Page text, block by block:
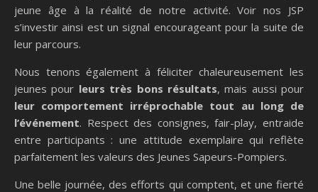
jeune âge à la réalité de notre activité. Voir nos JSP
s’investir ainsi est un signal encourageant pour la suite de
leur parcours.
Nous tenons également à féliciter chaleureusement les
jeunes pour leurs très bons résultats, mais aussi pour
leur comportement irréprochable tout au long de
l’événement. Respect des consignes, fair-play, entraide
entre participants : une attitude exemplaire qui reflète
parfaitement les valeurs des Jeunes Sapeurs-Pompiers.
Une belle journée, des efforts qui comptent, et une fierté